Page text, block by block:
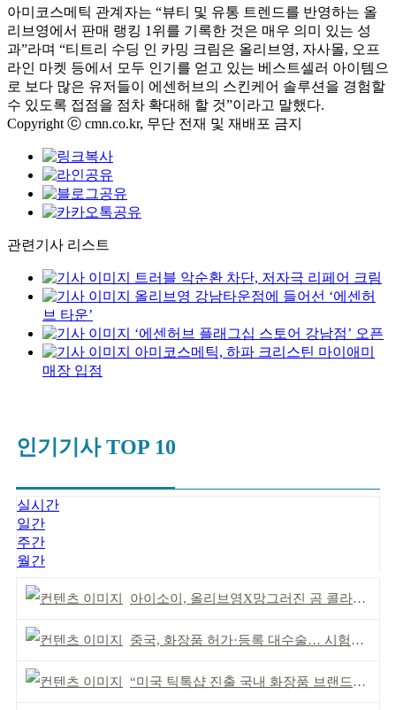
아미코스메틱 관계자는 “뷰티 및 유통 트렌드를 반영하는 올
리브영에서 판매 랭킹 1위를 기록한 것은 매우 의미 있는 성
과”라며 “티트리 수딩 인 카밍 크림은 올리브영, 자사몰, 오프
라인 마켓 등에서 모두 인기를 얻고 있는 베스트셀러 아이템으
로 보다 많은 유저들이 에센허브의 스킨케어 솔루션을 경험할
수 있도록 접점을 점차 확대해 할 것”이라고 말했다.
Copyright ⓒ cmn.co.kr, 무단 전재 및 재배포 금지
관련기사 리스트
트러블 악순환 차단, 저자극 리페어 크림
올리브영 강남타운점에 들어선 ‘에센허
브 타운’
‘에센허브 플래그십 스토어 강남점’ 오픈
아미코스메틱, 하파 크리스틴 마이애미
매장 입점
인기기사 TOP 10
실시간
일간
주간
월간
아이소이, 올리브영X망그러진 곰 콜라보 참여
중국, 화장품 허가·등록 대수술… 시험자료 공용 허용
“미국 틱톡샵 진출 국내 화장품 브랜드에 풀필먼트”